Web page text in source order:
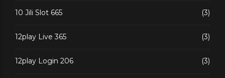
10 Jili Slot 665 (3)
12play Live 365 (3)
12play Login 206 (3)